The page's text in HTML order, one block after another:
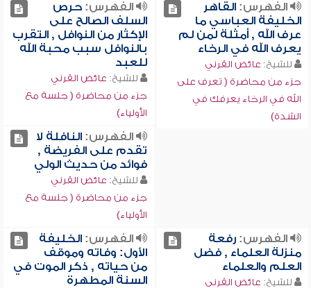
الفهرس:القاهر
الخليفة العباسي ما
عرف الله , أمثلة لمن لم
يعرف الله في الرخاء
للشيخ: عائض القرني
جزء من محاضرة ( تعرف على
الله في الرخاء يعرفك في
الشدة)
الفهرس:حرص
السلف الصالح على
الإكثار من النوافل , التقرب
بالنوافل سبب محبة الله
للعبد
للشيخ: عائض القرني
جزء من محاضرة ( جلسة مع
الأولياء)
الفهرس:النافلة لا
تقدم على الفريضة ,
فوائد من حديث الولي
للشيخ: عائض القرني
جزء من محاضرة ( جلسة مع
الأولياء)
الفهرس:رفعة
منزلة العلماء , فضل
العلم والعلماء
للشيخ: عائض القرني
الفهرس:الخليفة
الأول: وفاته وموقف
من حياته , ذكر الموت في
السنة المطهرة